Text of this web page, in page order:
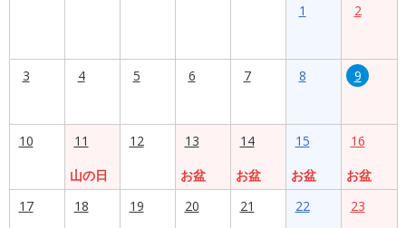
1 2
3 4 5 6 7 8 9
10
11
山の日
12
13
お盆
14
お盆
15
お盆
16
お盆
17
18 19 20 21 22 23